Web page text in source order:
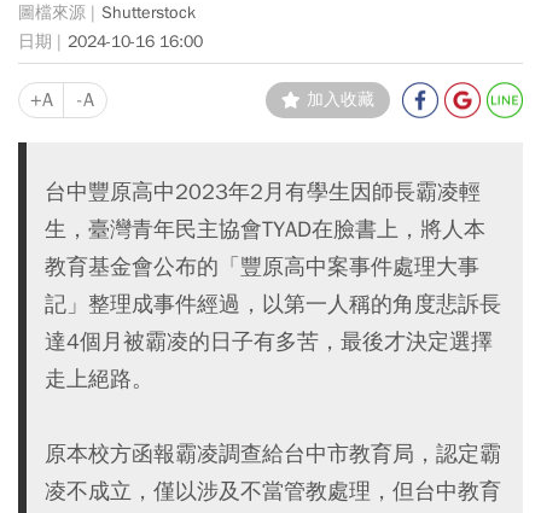
Shutterstock
2024-10-16 16:00
+A -A 加入收藏
台中豐原高中2023年2月有學生因師長霸凌輕
生，臺灣青年民主協會TYAD在臉書上，將人本
教育基金會公布的「豐原高中案事件處理大事
記」整理成事件經過，以第一人稱的角度悲訴長
達4個月被霸凌的日子有多苦，最後才決定選擇
走上絕路。
原本校方函報霸凌調查給台中市教育局，認定霸
凌不成立，僅以涉及不當管教處理，但台中教育